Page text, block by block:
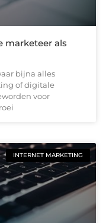
marketeer als
bijna alles
of digitale
voor
INTERNET MARKETING